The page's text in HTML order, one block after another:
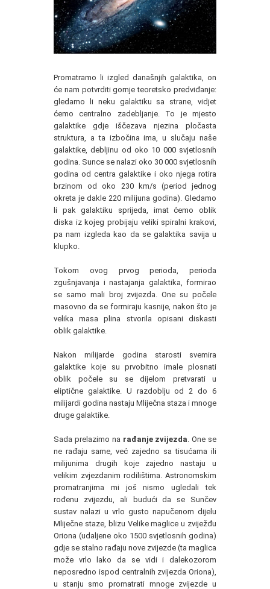
Promatramo li izgled današnjih galaktika, on
će nam potvrditi gornje teoretsko predviđanje:
gledamo li neku galaktiku sa strane, vidjet
ćemo centralno zadebljanje. To je mjesto
galaktike gdje iščezava njezina pločasta
struktura, a ta izbočina ima, u slučaju naše
galaktike, debljinu od oko 10 000 svjetlosnih
godina. Sunce se nalazi oko 30 000 svjetlosnih
godina od centra galaktike i oko njega rotira
brzinom od oko 230 km/s (period jednog
okreta je dakle 220 milijuna godina). Gledamo
li pak galaktiku sprijeda, imat ćemo oblik
diska iz kojeg probijaju veliki spiralni krakovi,
pa nam izgleda kao da se galaktika savija u
klupko.
Tokom ovog prvog perioda, perioda
zgušnjavanja i nastajanja galaktika, formirao
se samo mali broj zvijezda. One su počele
masovno da se formiraju kasnije, nakon što je
velika masa plina stvorila opisani diskasti
oblik galaktike.
Nakon milijarde godina starosti svemira
galaktike koje su prvobitno imale plosnati
oblik počele su se dijelom pretvarati u
eliptične galaktike. U razdoblju od 2 do 6
milijardi godina nastaju Mliječna staza i mnoge
druge galaktike.
Sada prelazimo na rađanje zvijezda . One se
ne rađaju same, već zajedno sa tisućama ili
milijunima drugih koje zajedno nastaju u
velikim zvjezdanim rodilištima. Astronomskim
promatranjima mi još nismo ugledali tek
rođenu zvijezdu, ali budući da se Sunčev
sustav nalazi u vrlo gusto napučenom dijelu
Mliječne staze, blizu Velike maglice u zviježđu
Oriona (udaljene oko 1500 svjetlosnih godina)
gdje se stalno rađaju nove zvijezde (ta maglica
može vrlo lako da se vidi i dalekozorom
neposredno ispod centralnih zvijezda Oriona),
u stanju smo promatrati mnoge zvijezde u